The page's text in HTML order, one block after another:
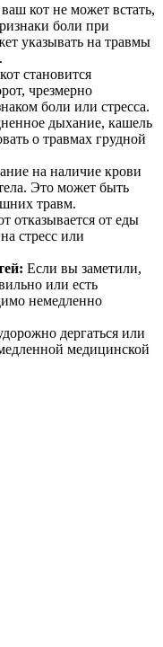
кот не может встать,
боли при
указывать на травмы
становится
чрезмерно
боли или стресса.
дыхание, кашель
о травмах грудной
на наличие крови
Это может быть
травм.
отказывается от еды
стресс или
Если вы заметили,
или есть
немедленно
дергаться или
медицинской